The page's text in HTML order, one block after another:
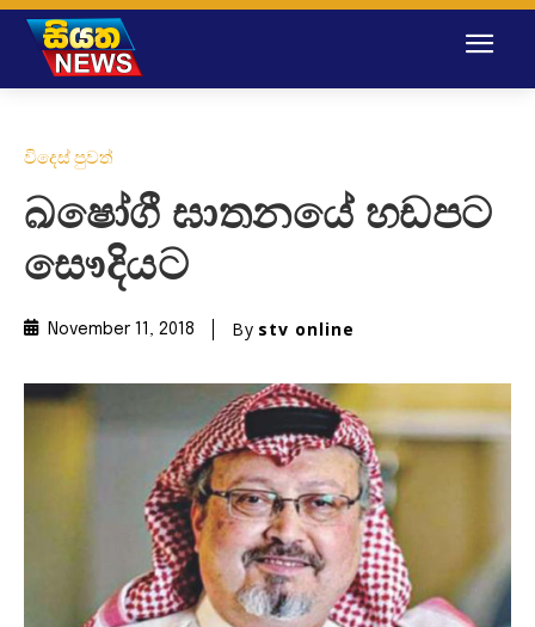
විදෙස් පුවත්
ඛෂෝගී ඝාතනයේ හඩපට
සෞදියට
November 11, 2018 By stv online